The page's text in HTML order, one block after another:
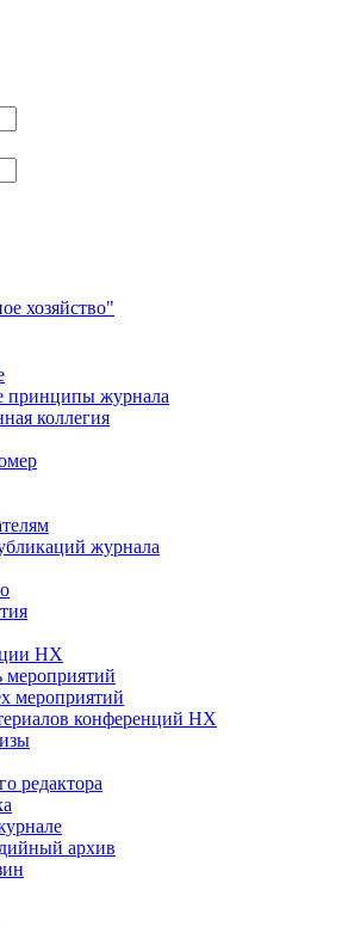
принципы журнала
коллегия
журнала
НХ
мероприятий
мероприятий
конференций НХ
редактора
архив